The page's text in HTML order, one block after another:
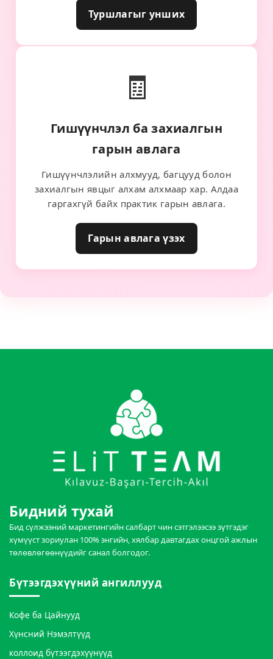
Туршлагыг унших
🧾
Гишүүнчлэл ба захиалгын
гарын авлага
Гишүүнчлэлийн алхмууд, багцууд болон
захиалгын явцыг алхам алхмаар хар. Алдаа
гаргахгүй байх практик гарын авлага.
Гарын авлага үзэх
Бидний тухай
Бид сүлжээний маркетингийн салбарт чин сэтгэлээсээ зүтгэдэг
хүмүүст зориулан 100% энгийн, хялбар давтагдах онцгой ажлын
төлөвлөгөөнүүдийг санал болгодог.
Бүтээгдэхүүний ангиллууд
Кофе ба Цайнууд
Хүнсний Нэмэлтүүд
коллоид бүтээгдэхүүнүүд